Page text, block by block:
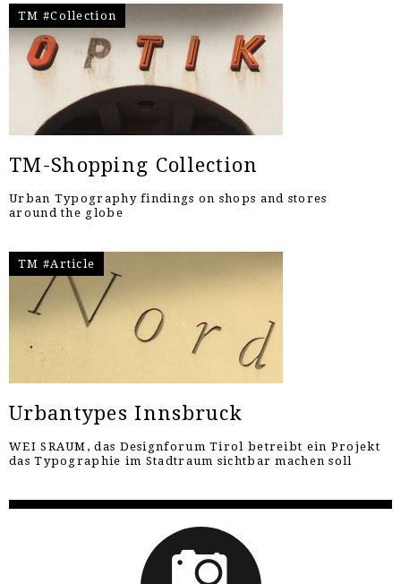
TM #Collection
TM-Shopping Collection
Urban Typography findings on shops and stores
around the globe
TM #Article
Urbantypes Innsbruck
WEI SRAUM, das Designforum Tirol betreibt ein Projekt
das Typographie im Stadtraum sichtbar machen soll